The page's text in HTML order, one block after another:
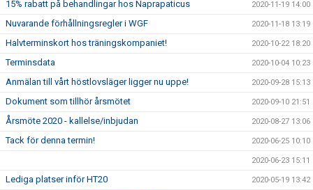
15% rabatt på behandlingar hos Naprapaticus 2020-11-19 14:00
Nuvarande förhållningsregler i WGF 2020-11-18 13:19
Halvterminskort hos träningskompaniet! 2020-10-22 18:20
Terminsdata 2020-10-04 10:23
Anmälan till vårt höstlovsläger ligger nu uppe! 2020-09-28 15:13
Dokument som tillhör årsmötet 2020-09-10 21:51
Årsmöte 2020 - kallelse/inbjudan 2020-08-27 13:06
Tack för denna termin! 2020-06-25 10:10
2020-06-23 15:11
Lediga platser inför HT20 2020-05-19 13:42